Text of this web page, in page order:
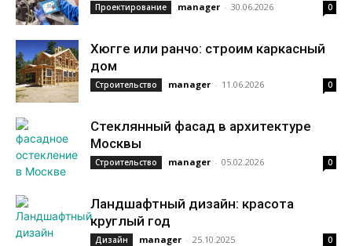
Проектирование manager - 30.06.2026 0
Хюгге или ранчо: строим каркасный
дом
Строительство manager - 11.06.2026 0
Стеклянный фасад в архитектуре
Москвы
Строительство manager - 05.02.2026 0
Ландшафтный дизайн: красота
круглый год
Дизайн manager - 25.10.2025 0